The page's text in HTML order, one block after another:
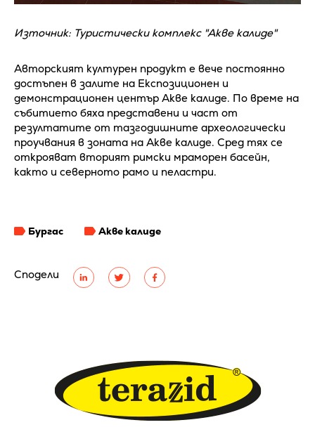
Сподели
Източник: Туристически комплекс "Акве калиде"
Авторският културен продукт е вече постоянно
достъпен в залите на Експозиционен и
демонстрационен център Акве калиде. По време на
събитието бяха представени и част от
резултатите от тазгодишните археологически
проучвания в зоната на Акве калиде. Сред тях се
открояват вторият римски мраморен басейн,
както и северното рамо и пеластри.
Бургас Акве калиде